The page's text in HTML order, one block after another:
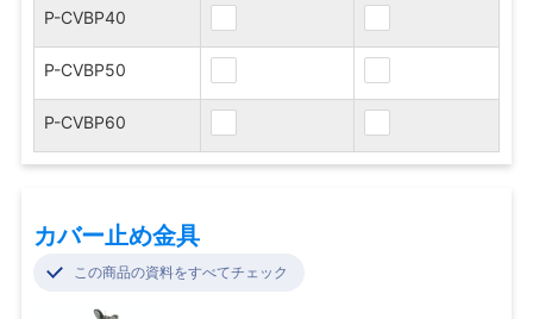
P-CVBP40
P-CVBP50
P-CVBP60
カバー止め金具
この商品の資料をすべてチェック